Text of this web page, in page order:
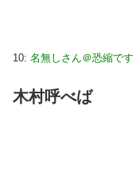
10: 名無しさん＠恐縮です
木村呼べば